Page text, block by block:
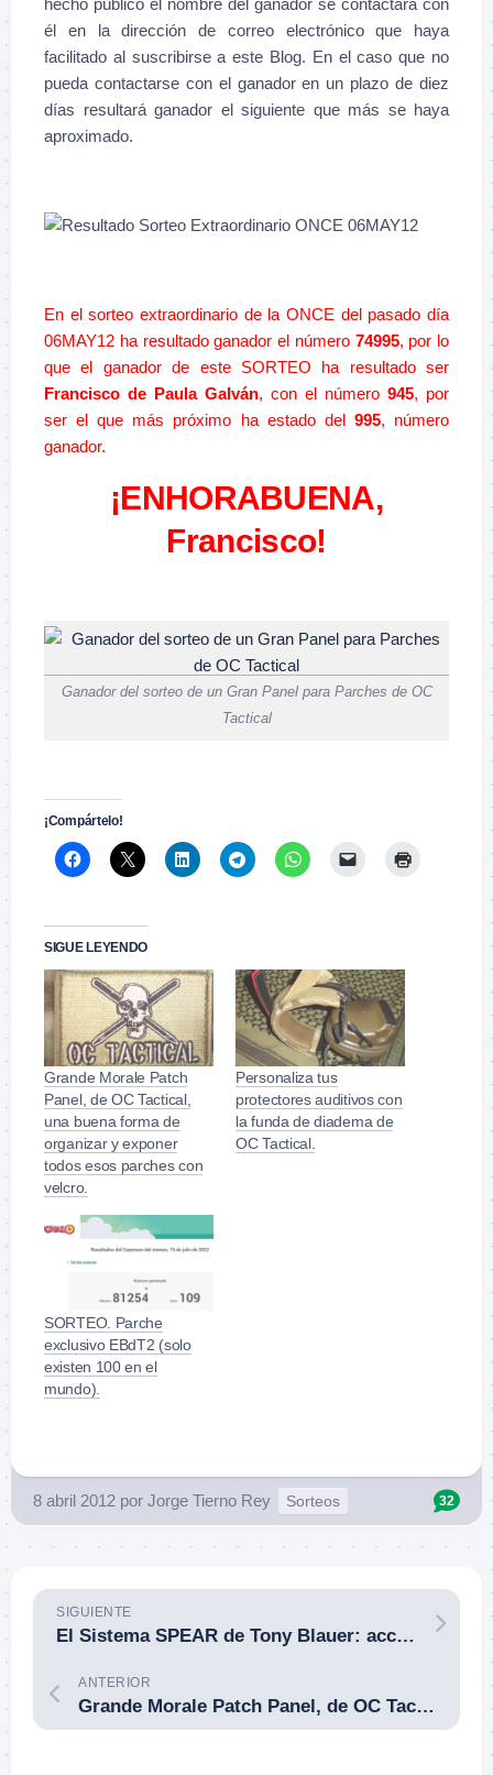
hecho público el nombre del ganador se contactará con
él en la dirección de correo electrónico que haya
facilitado al suscribirse a este Blog. En el caso que no
pueda contactarse con el ganador en un plazo de diez
días resultará ganador el siguiente que más se haya
aproximado.
En el sorteo extraordinario de la ONCE del pasado día
06MAY12 ha resultado ganador el número 74995, por lo
que el ganador de este SORTEO ha resultado ser
Francisco de Paula Galván, con el número 945, por
ser el que más próximo ha estado del 995, número
ganador.
¡ENHORABUENA,
Francisco!
Ganador del sorteo de un Gran Panel para Parches de OC
Tactical
¡Compártelo!
SIGUE LEYENDO
Grande Morale Patch
Panel, de OC Tactical,
una buena forma de
organizar y exponer
todos esos parches con
velcro.
Personaliza tus
protectores auditivos con
la funda de diadema de
OC Tactical.
SORTEO. Parche
exclusivo EBdT2 (solo
existen 100 en el
mundo).
8 abril 2012 por Jorge Tierno Rey Sorteos 32
SIGUIENTE
El Sistema SPEAR de Tony Blauer: acción frente a reacción y el estremecimiento [flinch].
ANTERIOR
Grande Morale Patch Panel, de OC Tactical, una buena forma de organizar y exponer todos esos parches con velcro.